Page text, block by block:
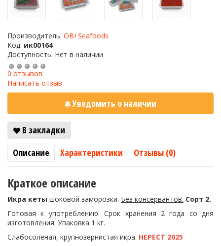
Производитель: OBI Seafoods
Код: ик00164
Доступность: Нет в наличии
0 отзывов
Написать отзыв
Уведомить о наличии
В закладки
Описание
Характеристики Отзывы (0)
Краткое описание
Икра кеты шоковой заморозки. Без консервантов. Сорт 2.
Готовая к употреблению. Срок хранения 2 года со дня
изготовления. Упаковка 1 кг.
Слабосоленая, крупнозернистая икра. НЕРЕСТ 2025